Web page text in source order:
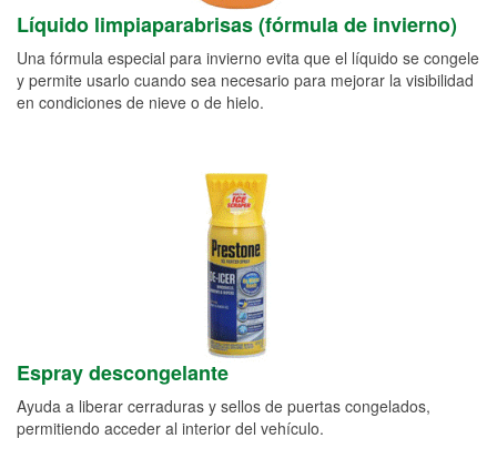
Líquido limpiaparabrisas (fórmula de invierno)
Una fórmula especial para invierno evita que el líquido se congele
y permite usarlo cuando sea necesario para mejorar la visibilidad
en condiciones de nieve o de hielo.
Espray descongelante
Ayuda a liberar cerraduras y sellos de puertas congelados,
permitiendo acceder al interior del vehículo.